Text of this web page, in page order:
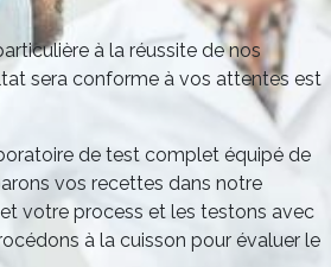
à la réussite de nos
sera conforme à vos attentes est
de test complet équipé de
vos recettes dans notre
votre process et les testons avec
à la cuisson pour évaluer le